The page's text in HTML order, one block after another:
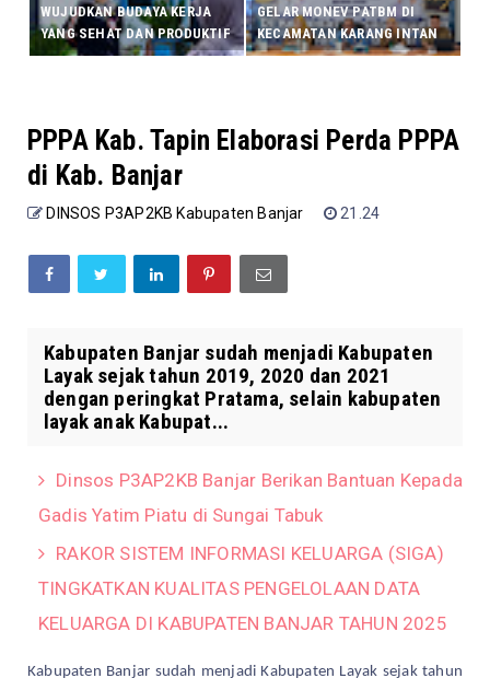
WUJUDKAN BUDAYA KERJA
YANG SEHAT DAN PRODUKTIF
GELAR MONEV PATBM DI
KECAMATAN KARANG INTAN
PPPA Kab. Tapin Elaborasi Perda PPPA
di Kab. Banjar
DINSOS P3AP2KB Kabupaten Banjar 21.24
Kabupaten Banjar sudah menjadi Kabupaten
Layak sejak tahun 2019, 2020 dan 2021
dengan peringkat Pratama, selain kabupaten
layak anak Kabupat...
Dinsos P3AP2KB Banjar Berikan Bantuan Kepada
Gadis Yatim Piatu di Sungai Tabuk
RAKOR SISTEM INFORMASI KELUARGA (SIGA)
TINGKATKAN KUALITAS PENGELOLAAN DATA
KELUARGA DI KABUPATEN BANJAR TAHUN 2025
Kabupaten Banjar sudah menjadi Kabupaten Layak sejak tahun